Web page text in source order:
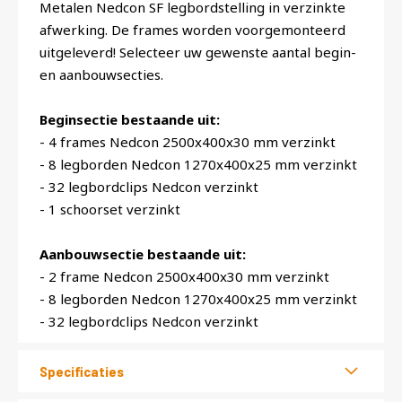
Metalen Nedcon SF legbordstelling in verzinkte
afwerking. De frames worden voorgemonteerd
uitgeleverd! Selecteer uw gewenste aantal begin-
en aanbouwsecties.
Beginsectie bestaande uit:
- 4 frames Nedcon 2500x400x30 mm verzinkt
- 8 legborden Nedcon 1270x400x25 mm verzinkt
- 32 legbordclips Nedcon verzinkt
- 1 schoorset verzinkt
Aanbouwsectie bestaande uit:
- 2 frame Nedcon 2500x400x30 mm verzinkt
- 8 legborden Nedcon 1270x400x25 mm verzinkt
- 32 legbordclips Nedcon verzinkt
Specificaties